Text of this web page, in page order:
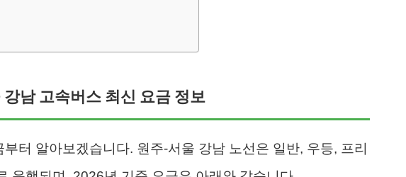
남 고속버스 최신 요금 정보
터 알아보겠습니다. 원주-서울 강남 노선은 일반, 우등, 프리